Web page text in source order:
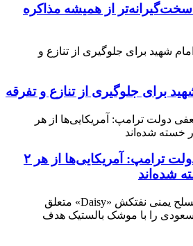
از همیشه مذاکره
برای جلوگیری از تنازع و تفرقه
مقام مستعفی دولت ترامپ: آمریکایی‌ها از هر ۲
شده‌اند